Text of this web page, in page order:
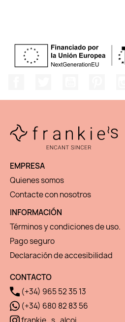
EMPRESA
Quienes somos
Contacte con nosotros
INFORMACIÓN
Términos y condiciones de uso.
Pago seguro
Declaración de accesibilidad
CONTACTO
(+34) 965 52 35 13
(+34) 680 82 83 56